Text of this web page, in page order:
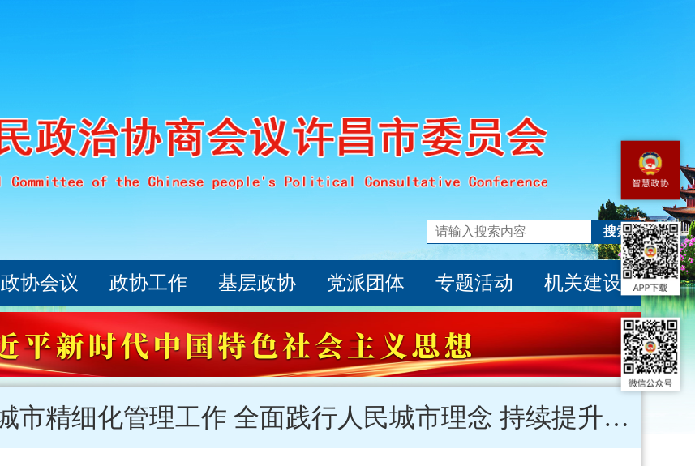
搜索
政协会议 政协工作 基层政协 党派团体 专题活动 机关建设
杨小菁张庆一调研“幸福莲城”城市精细化管理工作 全面践行人民城市理念 持续提升城市管理精细化水平